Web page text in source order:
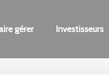
gérer Investisseurs